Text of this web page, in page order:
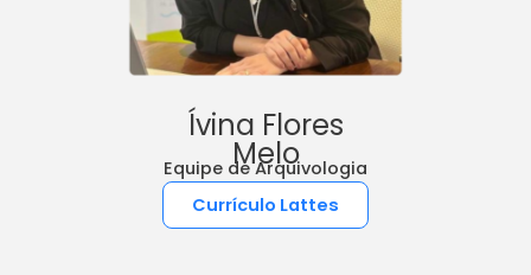
Ívina Flores
Melo
Equipe de Arquivologia
Currículo Lattes